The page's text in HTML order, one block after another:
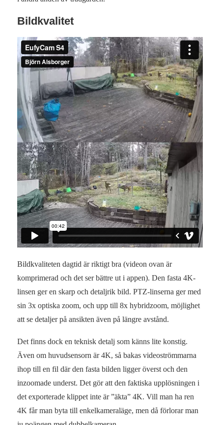
Bildkvalitet
Bildkvaliteten dagtid är riktigt bra (videon ovan är
komprimerad och det ser bättre ut i appen). Den fasta 4K-
linsen ger en skarp och detaljrik bild. PTZ-linserna ger med
sin 3x optiska zoom, och upp till 8x hybridzoom, möjlighet
att se detaljer på ansikten även på längre avstånd.
Det finns dock en teknisk detalj som känns lite konstig.
Även om huvudsensorn är 4K, så bakas videoströmmarna
ihop till en fil där den fasta bilden ligger överst och den
inzoomade underst. Det gör att den faktiska upplösningen i
det exporterade klippet inte är ”äkta” 4K. Vill man ha ren
4K får man byta till enkelkameraläge, men då förlorar man